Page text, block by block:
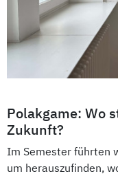
Polakgame: Wo
Zukunft?
Im Semester führten
um herauszufinden,